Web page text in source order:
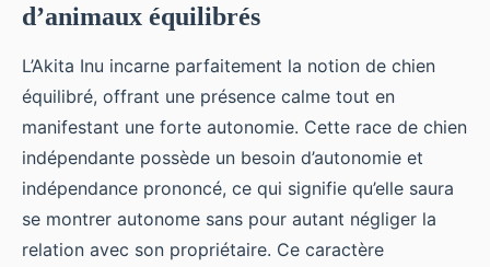
d’animaux équilibrés
L’Akita Inu incarne parfaitement la notion de chien
équilibré, offrant une présence calme tout en
manifestant une forte autonomie. Cette race de chien
indépendante possède un besoin d’autonomie et
indépendance prononcé, ce qui signifie qu’elle saura
se montrer autonome sans pour autant négliger la
relation avec son propriétaire. Ce caractère